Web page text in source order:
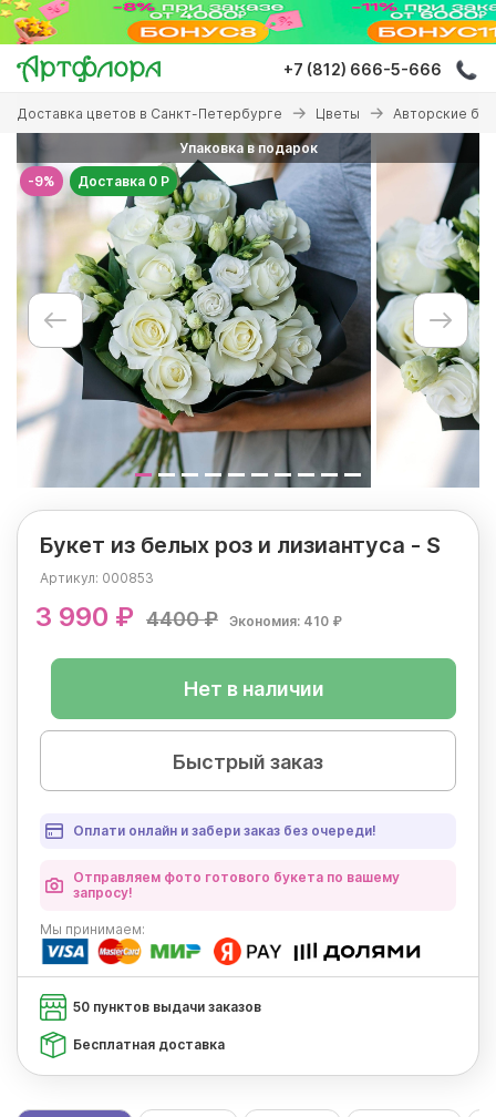
Перейти
основному
содержанию
+7 (812) 666-5-666
Вы
здесь
Доставка цветов в Санкт-Петербурге Цветы Авторские
-9%
Упаковка в подарок
Доставка 0 Р
Букет из белых роз и лизиантуса - S
Артикул: 000853
3 990 ₽ 4400 ₽ Экономия: 410 ₽
Нет в наличии
Быстрый заказ
Оплати онлайн и забери заказ без очереди!
Отправляем фото готового букета по вашему
запросу!
Мы принимаем:
50 пунктов выдачи заказов
Бесплатная доставка